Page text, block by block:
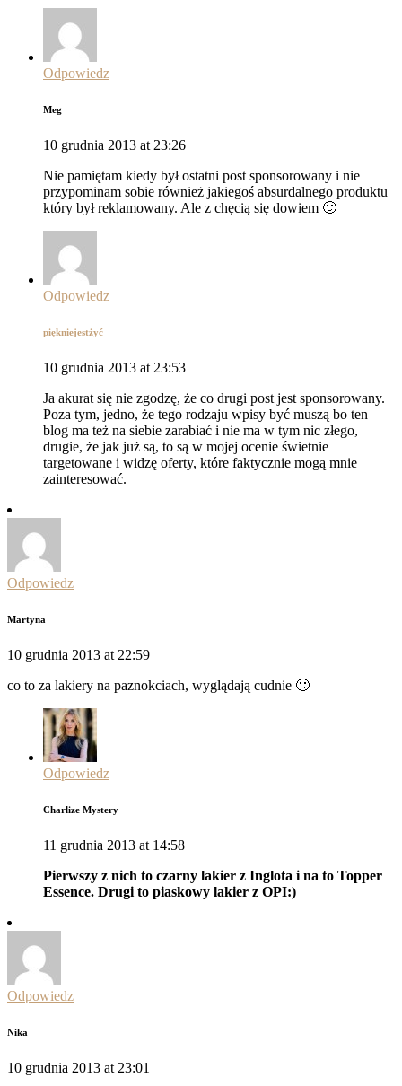
Odpowiedz
Meg
10 grudnia 2013 at 23:26
Nie pamiętam kiedy był ostatni post sponsorowany i nie
przypominam sobie również jakiegoś absurdalnego produktu
który był reklamowany. Ale z chęcią się dowiem 🙂
Odpowiedz
piękniejestżyć
10 grudnia 2013 at 23:53
Ja akurat się nie zgodzę, że co drugi post jest sponsorowany.
Poza tym, jedno, że tego rodzaju wpisy być muszą bo ten
blog ma też na siebie zarabiać i nie ma w tym nic złego,
drugie, że jak już są, to są w mojej ocenie świetnie
targetowane i widzę oferty, które faktycznie mogą mnie
zainteresować.
Odpowiedz
Martyna
10 grudnia 2013 at 22:59
co to za lakiery na paznokciach, wyglądają cudnie 🙂
Odpowiedz
Charlize Mystery
11 grudnia 2013 at 14:58
Pierwszy z nich to czarny lakier z Inglota i na to Topper
Essence. Drugi to piaskowy lakier z OPI:)
Odpowiedz
Nika
10 grudnia 2013 at 23:01